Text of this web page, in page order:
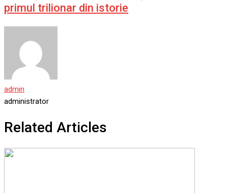
primul trilionar din istorie
admin
administrator
Related Articles